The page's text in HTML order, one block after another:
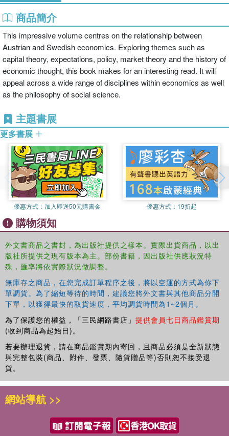
商品簡介
This impressive volume centres on the relationship between
Austrian and Swedish economics. Exploring themes such as
capital theory, expectations, policy, market theory and the history of
economic thought, this book makes for an interesting read. It will
appeal across a wide range of disciplines within economics as well
as the philosophy of social science.
主題書展
更多書展
優惠方式： 加入即送50元購書金 優惠方式： 19折起
購物須知
外文書商品之書封，為出版社提供之樣本。實際出貨商品，以出
版社所提供之現有版本為主。部份書籍，因出版社供應狀況特
殊，匯率將依實際狀況做調整。
無庫存之商品，在您完成訂單程序之後，將以空運的方式為你下
單調貨。為了縮短等待的時間，建議您將外文書與其他商品分開
下單，以獲得最快的取貨速度，平均調貨時間為1~2個月。
為了保護您的權益，「三民網路書店」 提供會員七日商品鑑賞期
(收到商品為起始日)。
若要辦理退貨，請在商品鑑賞期內寄回，且商品必須是全新狀態
與完整包裝(商品、附件、發票、隨貨贈品等)否則恕不接受退
貨。
網站導航 >>